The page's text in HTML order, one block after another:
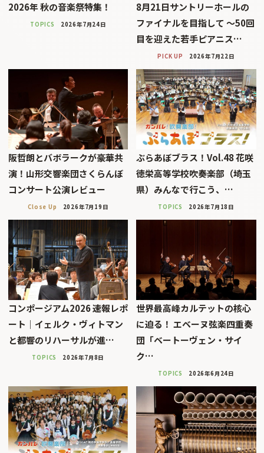
2026年 秋の音楽祭特集！
TOPICS 2026年7月24日
8月21日サントリーホールの
ファイナルを目指して 〜50回
目を迎えた若手ピアニス…
PICK UP 2026年7月22日
阪哲朗とバボラークが豪華共
演！山形交響楽団さくらんぼ
コンサート公演レビュー
Close Up 2026年7月19日
ぶらあぼブラス！Vol.48 花咲
徳栄高等学校吹奏楽部（埼玉
県）みんなで行こう、…
TOPICS 2026年7月18日
コンポージアム2026 速報レポ
ート｜イェルク・ヴィトマン
と都響のリハーサルが進…
TOPICS 2026年7月8日
世界最高峰カルテットの核心
に迫る！ エベーヌ弦楽四重奏
団「ベートーヴェン・サイ
ク…
TOPICS 2026年6月24日